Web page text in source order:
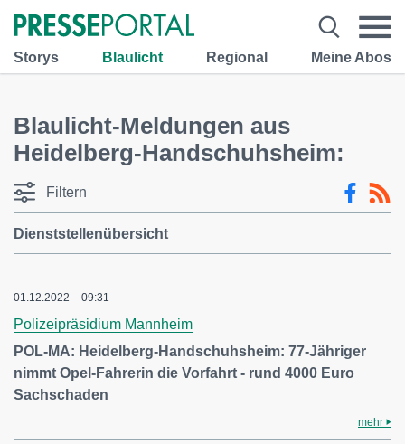
Storys Blaulicht Regional Meine Abos
Blaulicht-Meldungen aus
Heidelberg-Handschuhsheim:
Filtern
Dienststellenübersicht
01.12.2022 – 09:31
Polizeipräsidium Mannheim
POL-MA: Heidelberg-Handschuhsheim: 77-Jähriger
nimmt Opel-Fahrerin die Vorfahrt - rund 4000 Euro
Sachschaden
mehr